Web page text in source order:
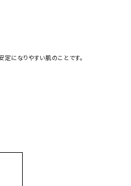
になりやすい肌のことです。